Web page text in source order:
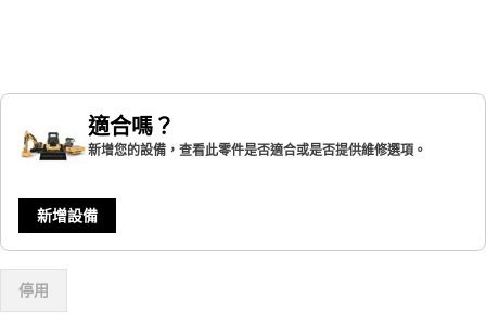
適合嗎？
新增您的設備，查看此零件是否適合或是否提供維修選項。
新增設備
停用